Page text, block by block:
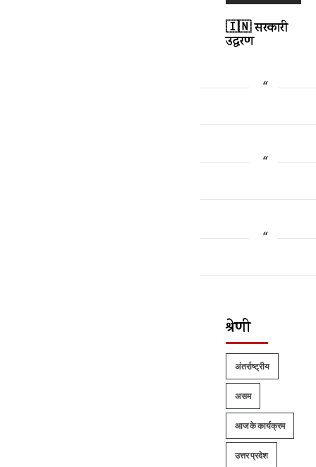
🇮🇳 सरकारी
उद्धरण
श्रेणी
अंतर्राष्ट्रीय
असम
आज के कार्यक्रम
उत्तर प्रदेश